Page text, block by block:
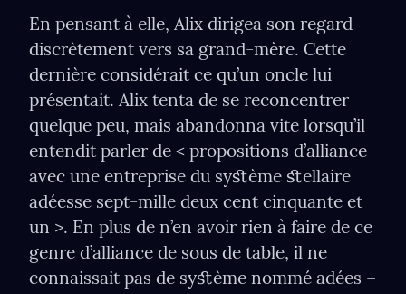
En pensant à elle, Alix dirigea son regard
discrètement vers sa grand-mère. Cette
dernière considérait ce qu’un oncle lui
présentait. Alix tenta de se reconcentrer
quelque peu, mais abandonna vite lorsqu’il
entendit parler de < propositions d’alliance
avec une entreprise du syﬆème ﬆellaire
adéesse sept-mille deux cent cinquante et
un >. En plus de n’en avoir rien à faire de ce
genre d’alliance de sous de table, il ne
connaissait pas de syﬆème nommé adées –